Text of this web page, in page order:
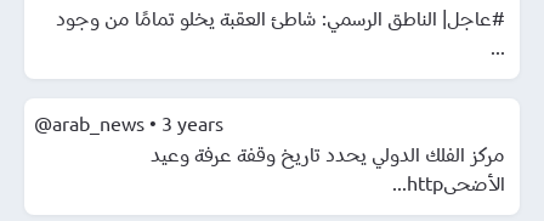
#عاجل| الناطق الرسمي: شاطئ العقبة يخلو تمامًا من وجود
...
@arab_news • 3 years
مركز الفلك الدولي يحدد تاريخ وقفة عرفة وعيد
الأضحىhttp...